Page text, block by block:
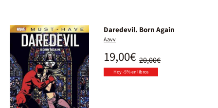
Daredevil. Born Again
Aavv
20,00€
19,00€
Hoy -5% en libros